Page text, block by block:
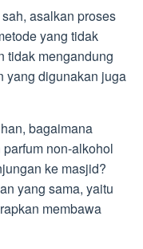
asalkan proses
yang tidak
tidak mengandung
yang digunakan juga
bagaimana
non-alkohol
ke masjid?
yang sama, yaitu
membawa